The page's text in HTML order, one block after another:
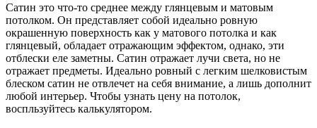
Сатин это что-то среднее между глянцевым и матовым
потолком. Он представляет собой идеально ровную
окрашенную поверхность как у матового потолка и как
глянцевый, обладает отражающим эффектом, однако, эти
отблески еле заметны. Сатин отражает лучи света, но не
отражает предметы. Идеально ровный с легким шелковистым
блеском сатин не отвлечет на себя внимание, а лишь дополнит
любой интерьер. Чтобы узнать цену на потолок,
воспльзуйтесь калькулятором.